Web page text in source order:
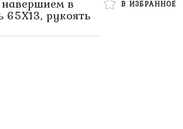
В ИЗБРАННОЕ
в
65Х13, рукоять